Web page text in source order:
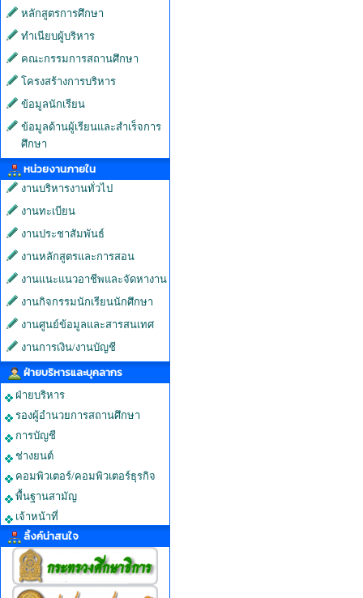
หลักสูตรการศึกษา
ทำเนียบผู้บริหาร
คณะกรรมการสถานศึกษา
โครงสร้างการบริหาร
ข้อมูลนักเรียน
ข้อมูลด้านผู้เรียนและสำเร็จการ
ศึกษา
หน่วยงานภายใน
งานบริหารงานทั่วไป
งานทะเบียน
งานประชาสัมพันธ์
งานหลักสูตรและการสอน
งานแนะแนวอาชีพและจัดหางาน
งานกิจกรรมนักเรียนนักศึกษา
งานศูนย์ข้อมูลและสารสนเทศ
งานการเงิน/งานบัญชี
ฝ่ายบริหารและบุคลากร
ฝ่ายบริหาร
รองผู้อำนวยการสถานศึกษา
การบัญชี
ช่างยนต์
คอมพิวเตอร์/คอมพิวเตอร์ธุรกิจ
พื้นฐานสามัญ
เจ้าหน้าที่
ลิ้งค์น่าสนใจ